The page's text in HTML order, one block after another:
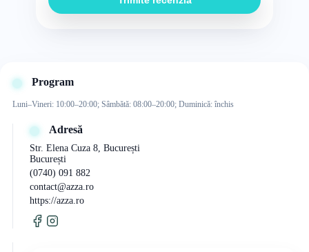
Program
Luni–Vineri: 10:00–20:00; Sâmbătă: 08:00–20:00; Duminică: închis
Adresă
Str. Elena Cuza 8, București
București
(0740) 091 882
contact@azza.ro
https://azza.ro